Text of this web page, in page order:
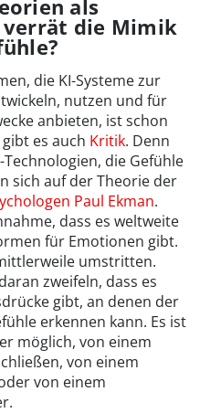
als
verrät die Mimik
die KI-Systeme zur
nutzen und für
anbieten, ist schon
es auch Kritik. Denn
die Gefühle
sich auf der Theorie der
Paul Ekman.
dass es weltweite
für Emotionen gibt.
umstritten.
zweifeln, dass es
gibt, an denen der
erkennen kann. Es ist
möglich, von einem
von einem
von einem